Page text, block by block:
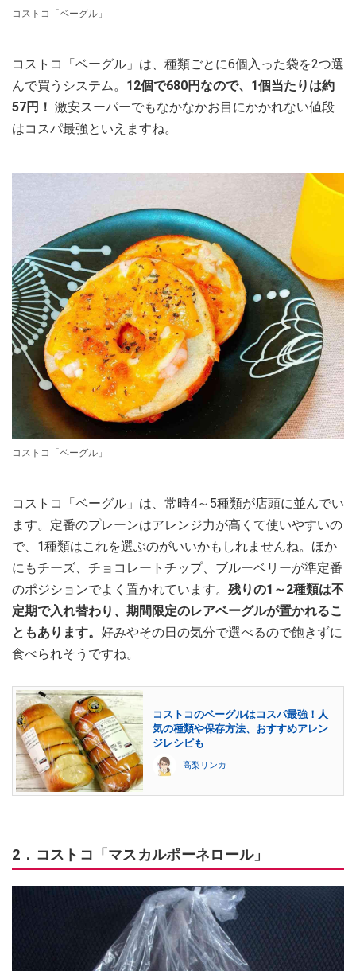
コストコ「ベーグル」
コストコ「ベーグル」は、種類ごとに6個入った袋を2つ選
んで買うシステム。 12個で680円なので、1個当たりは約
57円！ 激安スーパーでもなかなかお目にかかれない値段
はコスパ最強といえますね。
コストコ「ベーグル」
コストコ「ベーグル」は、常時4～5種類が店頭に並んでい
ます。定番のプレーンはアレンジ力が高くて使いやすいの
で、1種類はこれを選ぶのがいいかもしれませんね。ほか
にもチーズ、チョコレートチップ、ブルーベリーが準定番
のポジションでよく置かれています。 残りの1～2種類は不
定期で入れ替わり、期間限定のレアベーグルが置かれるこ
ともあります。 好みやその日の気分で選べるので飽きずに
食べられそうですね。
コストコのベーグルはコスパ最強！人
気の種類や保存方法、おすすめアレン
ジレシピも
高梨リンカ
2．コストコ「マスカルポーネロール」